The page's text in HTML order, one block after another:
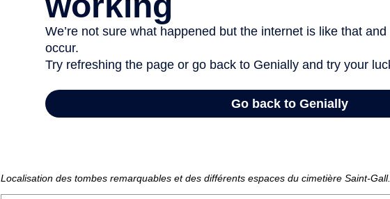
Localisation des tombes remarquables et des différents espaces du cimetière Saint-Gall.